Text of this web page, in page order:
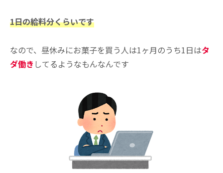
1日の給料分くらいです
なので、昼休みにお菓子を買う人は1ヶ月のうち1日はタ
ダ働き してるようなもんなんです